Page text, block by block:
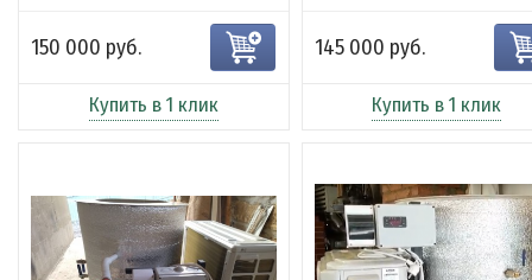
150 000 руб.
Купить в 1 клик
145 000 руб.
Купить в 1 клик